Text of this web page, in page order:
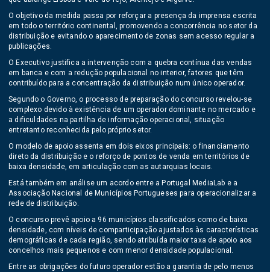
O objetivo da medida passa por reforçar a presença da imprensa escrita
em todo o território continental, promovendo a concorrência no setor da
distribuição e evitando o aparecimento de zonas sem acesso regular a
publicações.
O Executivo justifica a intervenção com a quebra contínua das vendas
em banca e com a redução populacional no interior, fatores que têm
contribuído para a concentração da distribuição num único operador.
Segundo o Governo, o processo de preparação do concurso revelou-se
complexo devido à existência de um operador dominante no mercado e
a dificuldades na partilha de informação operacional, situação
entretanto reconhecida pelo próprio setor.
O modelo de apoio assenta em dois eixos principais: o financiamento
direto da distribuição e o reforço de pontos de venda em territórios de
baixa densidade, em articulação com as autarquias locais.
Está também em análise um acordo entre a Portugal MediaLab e a
Associação Nacional de Municípios Portugueses para operacionalizar a
rede de distribuição.
O concurso prevê apoio a 96 municípios classificados como de baixa
densidade, com níveis de comparticipação ajustados às características
demográficas de cada região, sendo atribuída maior taxa de apoio aos
concelhos mais pequenos e com menor densidade populacional.
Entre as obrigações do futuro operador estão a garantia de pelo menos